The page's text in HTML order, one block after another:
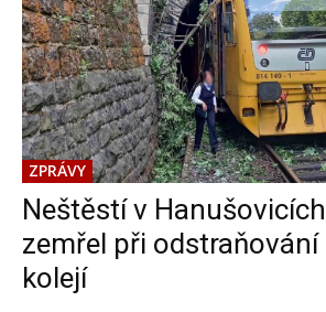
ZPRÁVY
Neštěstí v
zemřel při
kolejí